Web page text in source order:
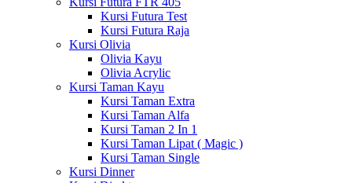
Kursi Futura Test
Kursi Futura Raja
Kursi Olivia
Olivia Kayu
Olivia Acrylic
Kursi Taman Kayu
Kursi Taman Extra
Kursi Taman Alfa
Kursi Taman 2 In 1
Kursi Taman Lipat ( Magic )
Kursi Taman Single
Kursi Dinner